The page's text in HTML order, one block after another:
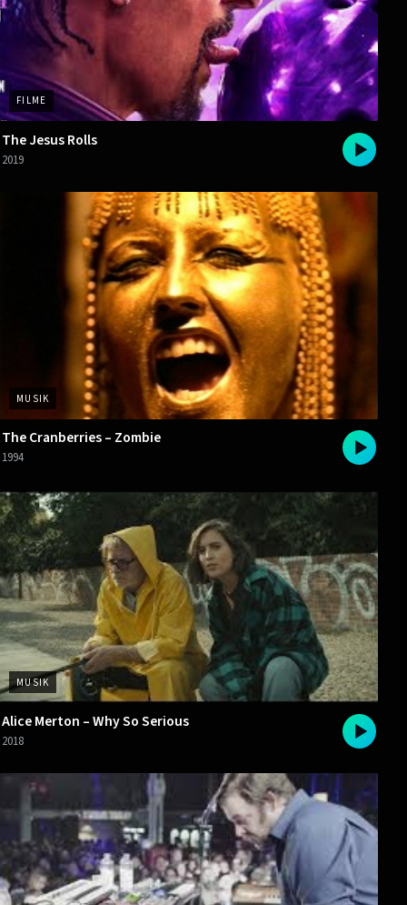
FILME
The Jesus Rolls
2019
MUSIK
The Cranberries – Zombie
1994
MUSIK
Alice Merton – Why So Serious
2018